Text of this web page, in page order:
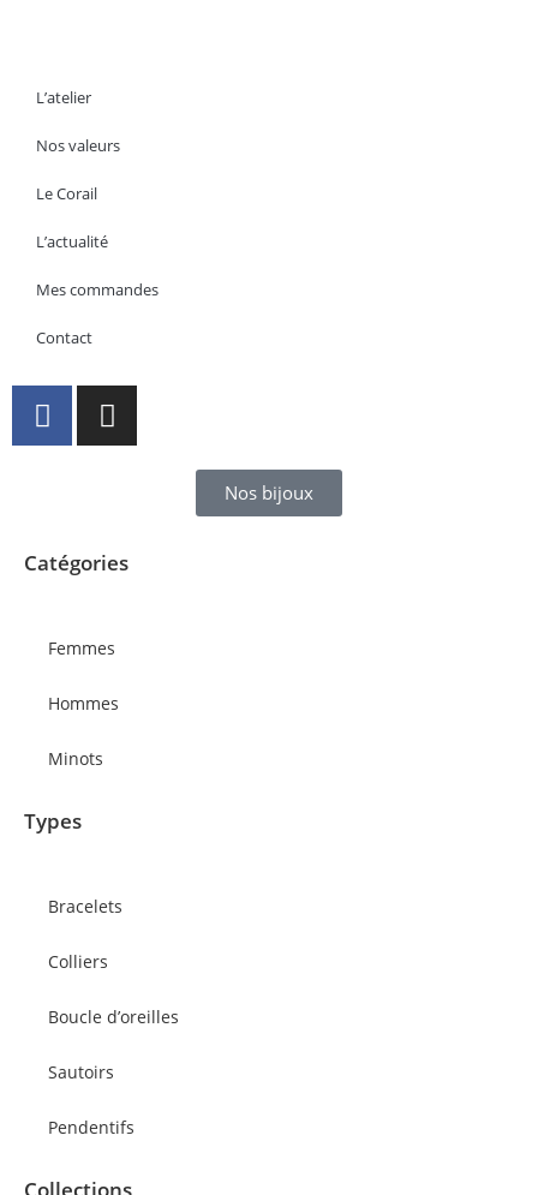
L’atelier
Nos valeurs
Le Corail
L’actualité
Mes commandes
Contact
Nos bijoux
Catégories
Femmes
Hommes
Minots
Types
Bracelets
Colliers
Boucle d’oreilles
Sautoirs
Pendentifs